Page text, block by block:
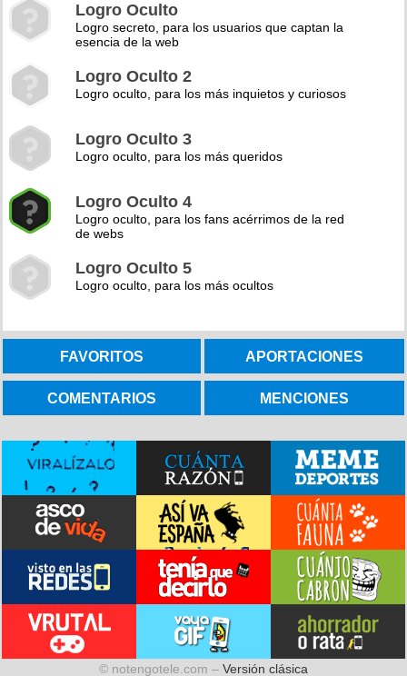
Logro Oculto
Logro secreto, para los usuarios que captan la
esencia de la web
Logro Oculto 2
Logro oculto, para los más inquietos y curiosos
Logro Oculto 3
Logro oculto, para los más queridos
Logro Oculto 4
Logro oculto, para los fans acérrimos de la red
de webs
Logro Oculto 5
Logro oculto, para los más ocultos
FAVORITOS APORTACIONES
COMENTARIOS MENCIONES
© notengotele.com – Versión clásica